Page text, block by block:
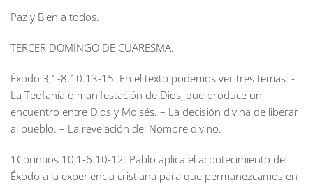
Paz y Bien a todos.
TERCER DOMINGO DE CUARESMA.
Éxodo 3,1-8.10.13-15: En el texto podemos ver tres temas: -
La Teofanía o manifestación de Dios, que produce un
encuentro entre Dios y Moisés. – La decisión divina de liberar
al pueblo. – La revelación del Nombre divino.
1Corintios 10,1-6.10-12: Pablo aplica el acontecimiento del
Éxodo a la experiencia cristiana para que permanezcamos en